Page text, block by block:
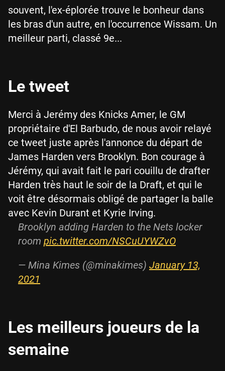
souvent, l'ex-éplorée trouve le bonheur dans
les bras d'un autre, en l'occurrence Wissam. Un
meilleur parti, classé 9e...
Le tweet
Merci à Jerémy des Knicks Amer, le GM
propriétaire d'El Barbudo, de nous avoir relayé
ce tweet juste après l'annonce du départ de
James Harden vers Brooklyn. Bon courage à
Jérémy, qui avait fait le pari couillu de drafter
Harden très haut le soir de la Draft, et qui le
voit être désormais obligé de partager la balle
avec Kevin Durant et Kyrie Irving.
Brooklyn adding Harden to the Nets locker
room pic.twitter.com/NSCuUYWZvO
— Mina Kimes (@minakimes) January 13,
2021
Les meilleurs joueurs de la
semaine